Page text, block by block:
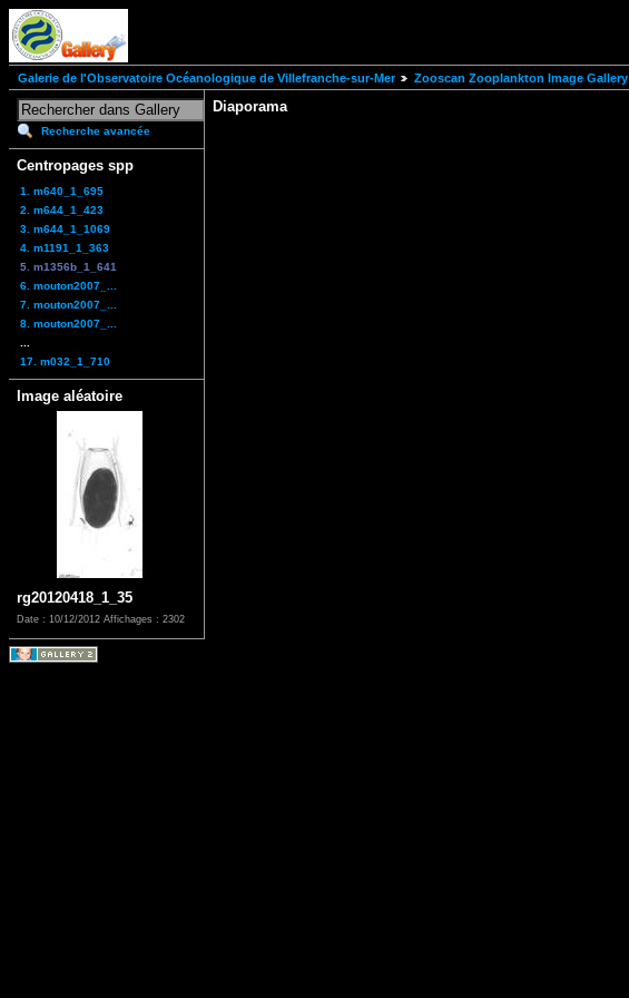
Galerie de l'Observatoire Océanologique de Villefranche-sur-Mer Zooscan Zooplankton Image Gallery
Recherche avancée
Centropages spp
1. m640_1_695
2. m644_1_423
3. m644_1_1069
4. m1191_1_363
5. m1356b_1_641
6. mouton2007_...
7. mouton2007_...
8. mouton2007_...
17. m032_1_710
Image aléatoire
rg20120418_1_35
Date : 10/12/2012 Affichages : 2302
Diaporama